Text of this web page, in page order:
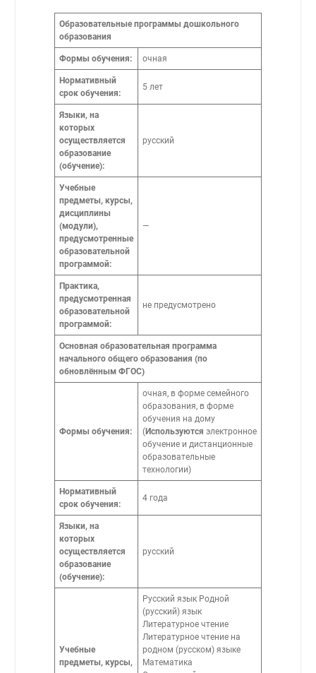
Образовательные программы дошкольного
образования
Формы обучения: очная
Нормативный
срок обучения:
5 лет
Языки, на
которых
осуществляется
образование
(обучение):
русский
Учебные
предметы, курсы,
дисциплины
(модули),
предусмотренные
образовательной
программой:
—
Практика,
предусмотренная
образовательной
программой:
не предусмотрено
Основная образовательная программа
начального общего образования (по
обновлённым ФГОС)
Формы обучения:
очная, в форме семейного
образования, в форме
обучения на дому
(Используются электронное
обучение и дистанционные
образовательные
технологии)
Нормативный
срок обучения:
4 года
Языки, на
которых
осуществляется
образование
(обучение):
русский
Учебные
предметы, курсы,
Русский язык Родной
(русский) язык
Литературное чтение
Литературное чтение на
родном (русском) языке
Математика